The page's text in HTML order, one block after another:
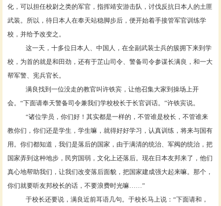
化，可以担任校尉之类的军官，指挥靖安游击队，讨伐反抗日本人的土匪
武装。所以，待日本人在奉天站稳脚步后，便开始着手接管军官训练学
校，并给予改变之。
这一天，十多位日本人、中国人，在全副武装士兵的簇拥下来到学
校，为首的就是和田劲，还有于芷山司令、警备司令参谋长满良，和一大
帮军警、宪兵官长。
满良找到一位没走的教官叫许铁宾，让他召集大家到操场上开
会。 “下面请奉天警备司令兼我们学校校长于长官训话。”许铁宾说。
“诸位学员，你们好！其实都是一样的，不管谁是校长，不管谁来
教你们，你们还是学生，学生嘛，就得好好学习，认真训练，将来与国有
用。你们都知道，我们是落后的国家，由于满清的统治、军阀的统治，把
国家弄到这种地步，民穷国弱，文化上还落后。现在日本友邦来了，他们
真心地帮助我们，让我们改变落后面貌，把国家建成强大起来嘛。那个，
你们就要听友邦校长的话，不要浪费时光嘛……”
于校长还要说，满良近前耳语几句。于校长马上说：“下面请和，